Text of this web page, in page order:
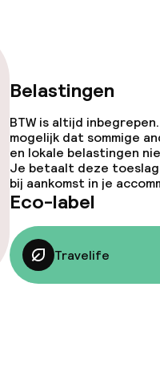
Belastingen
BTW is altijd
mogelijk dat sommige
en lokale belastingen
Je betaalt deze
bij aankomst in je
Eco-label
Travelife